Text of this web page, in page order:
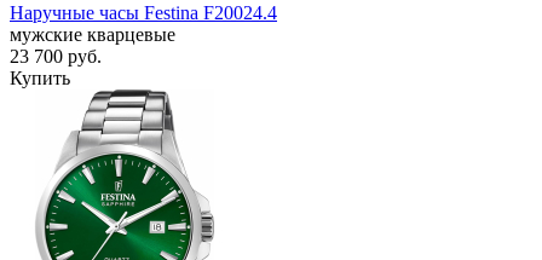
Наручные часы Festina F20024.4
мужские кварцевые
23 700 руб.
Купить